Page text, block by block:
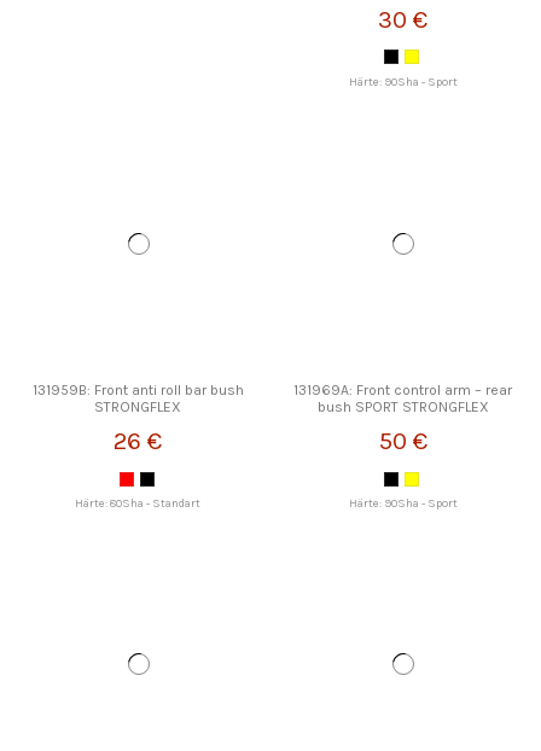
30 €
Härte: 90Sha - Sport
131959B: Front anti roll bar bush
STRONGFLEX
26 €
Härte: 80Sha - Standart
131969A: Front control arm – rear
bush SPORT STRONGFLEX
50 €
Härte: 90Sha - Sport